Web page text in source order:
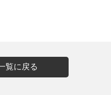
覧に戻る